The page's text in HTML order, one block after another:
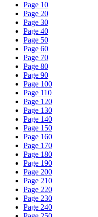
Page 10
Page 20
Page 30
Page 40
Page 50
Page 60
Page 70
Page 80
Page 90
Page 100
Page 110
Page 120
Page 130
Page 140
Page 150
Page 160
Page 170
Page 180
Page 190
Page 200
Page 210
Page 220
Page 230
Page 240